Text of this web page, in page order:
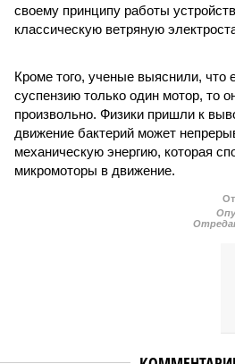
своему принципу работы
классическую ветряную
Кроме того, ученые выяснили, что
суспензию только один мотор, то
произвольно. Физики пришли к
движение бактерий может
механическую энергию, которая
микромоторы в движение.